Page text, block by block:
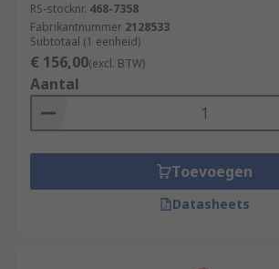
RS-stocknr. 468-7358
Fabrikantnummer 2128533
Subtotaal (1 eenheid)
€ 156,00(excl. BTW)
Aantal
Toevoegen
Datasheets